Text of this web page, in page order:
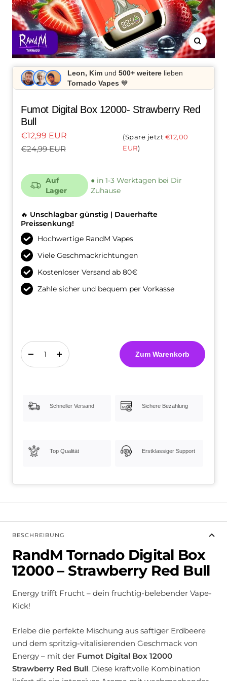
Zoom
Leon, Kim und 500+ weitere lieben
Tornado Vapes 💙
Fumot Digital Box 12000- Strawberry Red
Bull
Angebotspreis
€12,99 EUR
Regulärer
€24,99 EUR
Spare jetzt €12,00
EUR
Auf
Lager
● in 1-3 Werktagen bei Dir
Zuhause
🔥 Unschlagbar günstig | Dauerhafte
Preissenkung!
Hochwertige RandM Vapes
Viele Geschmackrichtungen
Kostenloser Versand ab 80€
Zahle sicher und bequem per Vorkasse
Menge
verringern
Menge
erhöhen
Zum Warenkorb
Schneller Versand Sichere Bezahlung
Top Qualität Erstklassiger Support
BESCHREIBUNG
RandM Tornado Digital Box
12000 – Strawberry Red Bull
Energy trifft Frucht – dein fruchtig-belebender Vape-
Kick!
Erlebe die perfekte Mischung aus saftiger Erdbeere
und dem spritzig-vitalisierenden Geschmack von
Energy – mit der Fumot Digital Box 12000
Strawberry Red Bull. Diese kraftvolle Kombination